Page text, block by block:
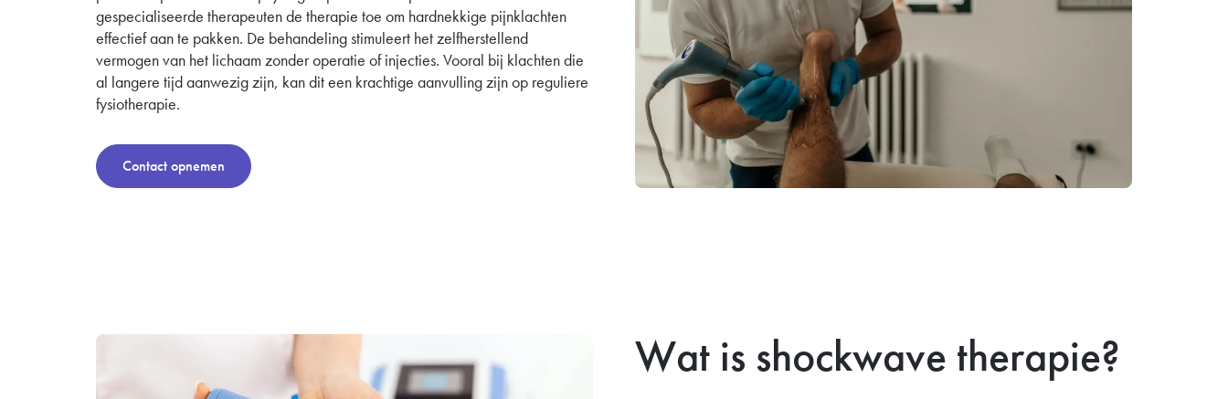
gespecialiseerde therapeuten de therapie toe om hardnekkige pijnklachten
effectief aan te pakken. De behandeling stimuleert het zelfherstellend
vermogen van het lichaam zonder operatie of injecties. Vooral bij klachten die
al langere tijd aanwezig zijn, kan dit een krachtige aanvulling zijn op reguliere
fysiotherapie.
Contact opnemen
Wat is shockwave therapie?